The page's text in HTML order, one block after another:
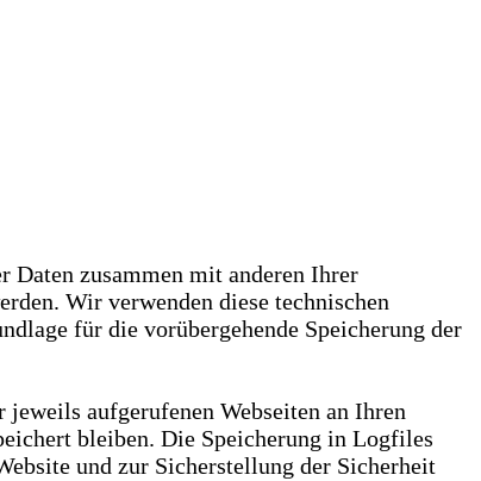
Daten zusammen mit anderen Ihrer
Wir verwenden diese technischen
für die vorübergehende Speicherung der
aufgerufenen Webseiten an Ihren
bleiben. Die Speicherung in Logfiles
und zur Sicherstellung der Sicherheit